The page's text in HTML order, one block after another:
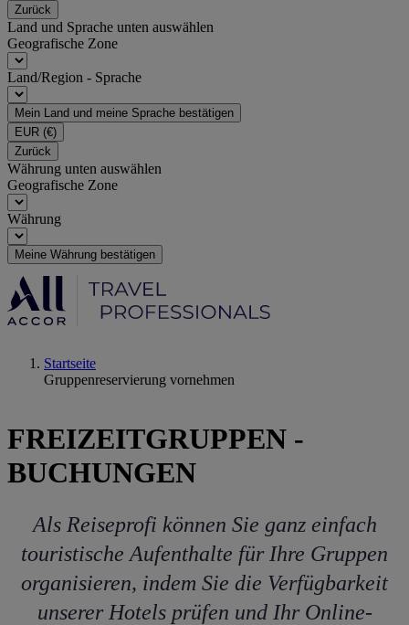
Zurück
Land und Sprache unten auswählen
Geografische Zone
Land/Region - Sprache
Mein Land und meine Sprache bestätigen
EUR (€)
Zurück
Währung unten auswählen
Geografische Zone
Währung
Meine Währung bestätigen
Startseite
Gruppenreservierung vornehmen
FREIZEITGRUPPEN -
BUCHUNGEN
Als Reiseprofi können Sie ganz einfach
touristische Aufenthalte für Ihre Gruppen
organisieren, indem Sie die Verfügbarkeit
unserer Hotels prüfen und Ihr Online-